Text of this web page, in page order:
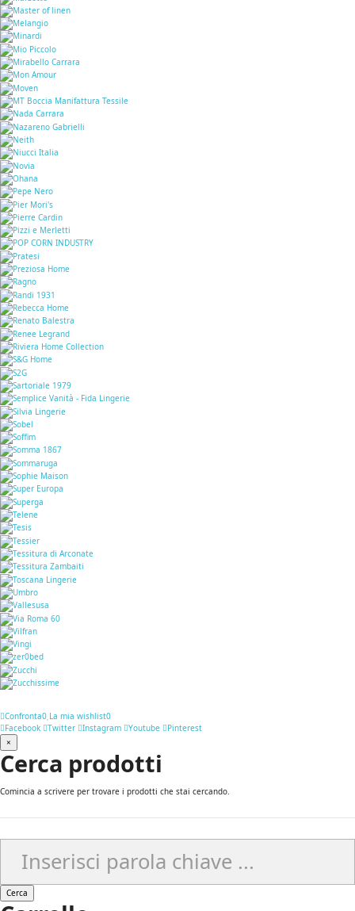
Confronta0 La mia wishlist0
Facebook
Twitter Instagram Youtube
Pinterest
×
Cerca prodotti
Comincia a scrivere per trovare i prodotti che stai cercando.
Cerca